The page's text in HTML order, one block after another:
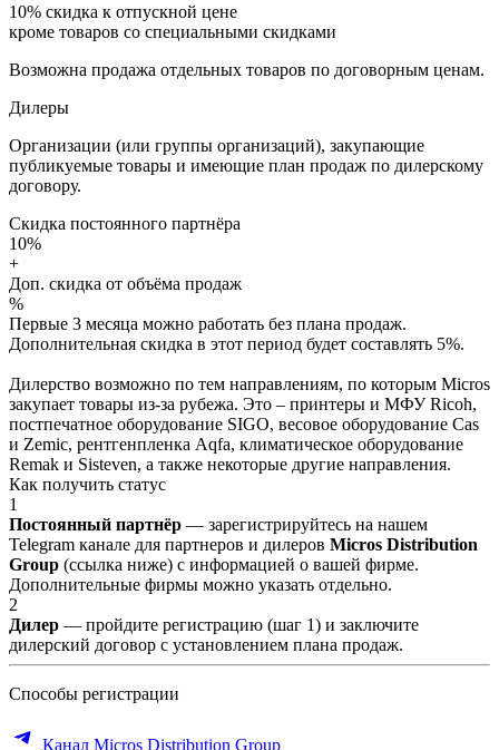
10% скидка к отпускной цене
кроме товаров со специальными скидками
Возможна продажа отдельных товаров по договорным ценам.
Дилеры
Организации (или группы организаций), закупающие
публикуемые товары и имеющие план продаж по дилерскому
договору.
Скидка постоянного партнёра
10%
+
Доп. скидка от объёма продаж
%
Первые 3 месяца можно работать без плана продаж.
Дополнительная скидка в этот период будет составлять 5%.
Дилерство возможно по тем направлениям, по которым Micros
закупает товары из-за рубежа. Это – принтеры и МФУ Ricoh,
постпечатное оборудование SIGO, весовое оборудование Cas
и Zemic, рентгенпленка Aqfa, климатическое оборудование
Remak и Sisteven, а также некоторые другие направления.
Как получить статус
1
Постоянный партнёр — зарегистрируйтесь на нашем
Telegram канале для партнеров и дилеров Micros Distribution
Group (ссылка ниже) с информацией о вашей фирме.
Дополнительные фирмы можно указать отдельно.
2
Дилер — пройдите регистрацию (шаг 1) и заключите
дилерский договор с установлением плана продаж.
Способы регистрации
Канал Micros Distribution Group